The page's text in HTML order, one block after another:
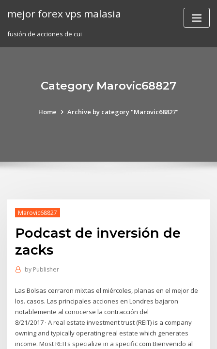
mejor forex vps malasia
fusión de acciones de cui
Category Marovic68827
Home Archive by category "Marovic68827"
Marovic68827
Podcast de inversión de
zacks
by Publisher
Las Bolsas cerraron mixtas el miércoles, planas en el mejor de
los. casos. Las principales acciones en Londres bajaron
notablemente al conocerse la contracción del
8/21/2017 · A real estate investment trust (REIT) is a company
owning and typically operating real estate which generates
income. Most REITs specialize in a specific com Bienvenido al